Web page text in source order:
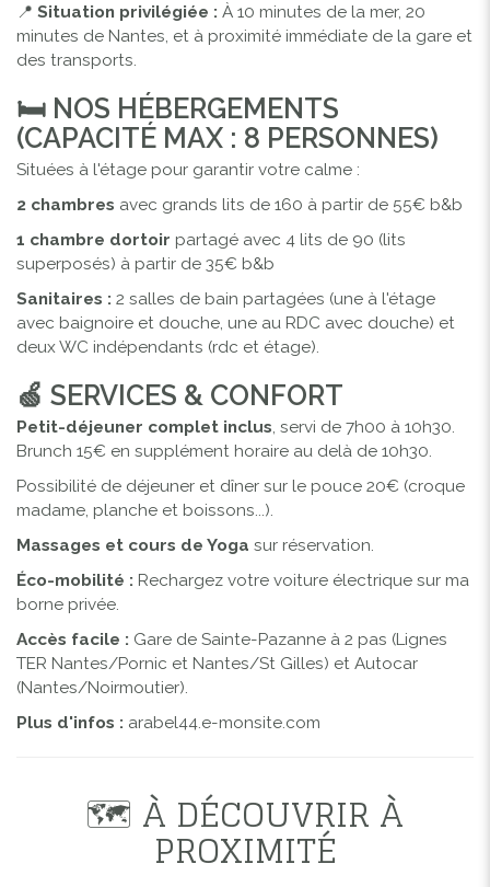
📍 Situation privilégiée : À 10 minutes de la mer, 20
minutes de Nantes, et à proximité immédiate de la gare et
des transports.
🛏️ NOS HÉBERGEMENTS
(CAPACITÉ MAX : 8 PERSONNES)
Situées à l'étage pour garantir votre calme :
2 chambres avec grands lits de 160 à partir de 55€ b&b
1 chambre dortoir partagé avec 4 lits de 90 (lits
superposés) à partir de 35€ b&b
Sanitaires : 2 salles de bain partagées (une à l'étage
avec baignoire et douche, une au RDC avec douche) et
deux WC indépendants (rdc et étage).
🍏 SERVICES & CONFORT
Petit-déjeuner complet inclus, servi de 7h00 à 10h30.
Brunch 15€ en supplément horaire au delà de 10h30.
Possibilité de déjeuner et dîner sur le pouce 20€ (croque
madame, planche et boissons...).
Massages et cours de Yoga sur réservation.
Éco-mobilité : Rechargez votre voiture électrique sur ma
borne privée.
Accès facile : Gare de Sainte-Pazanne à 2 pas (Lignes
TER Nantes/Pornic et Nantes/St Gilles) et Autocar
(Nantes/Noirmoutier).
Plus d'infos : arabel44.e-monsite.com
🗺️ À DÉCOUVRIR À
PROXIMITÉ